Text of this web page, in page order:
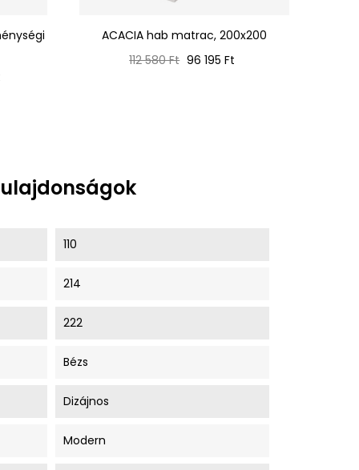
ACACIA hab matrac, 200x200
Normál
112 580 Ft Ár
96 195 Ft
110
214
222
Bézs
Dizájnos
Modern